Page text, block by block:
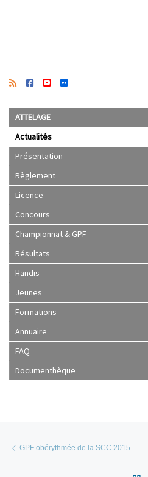
ATTELAGE
Actualités
Présentation
Règlement
Licence
Concours
Championnat & GPF
Résultats
Handis
Jeunes
Formations
Annuaire
FAQ
Documenthèque
Parcourir les articles
GPF obérythmée de la SCC 2015